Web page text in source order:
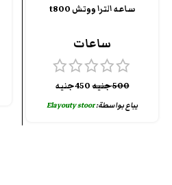
ساعه الترا ووتش t800
ساعات
500جنيه450جنيه
يباع بواسطة:Elayouty stoor